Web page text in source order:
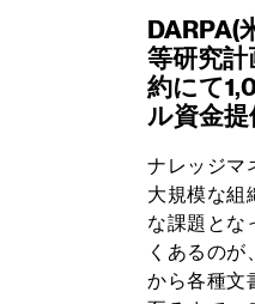
DARPA(
等研究
約にて
ル資金
ナレッジマ
大規模な組
な課題とな
くあるのが
から各種文